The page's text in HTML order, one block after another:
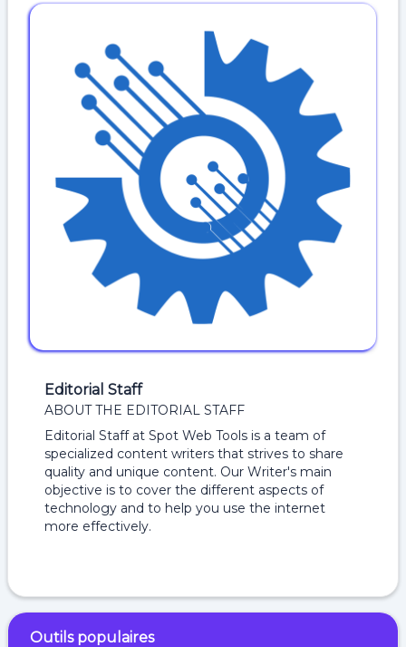
Editorial Staff
ABOUT THE EDITORIAL STAFF
Editorial Staff at Spot Web Tools is a team of
specialized content writers that strives to share
quality and unique content. Our Writer's main
objective is to cover the different aspects of
technology and to help you use the internet
more effectively.
Outils populaires